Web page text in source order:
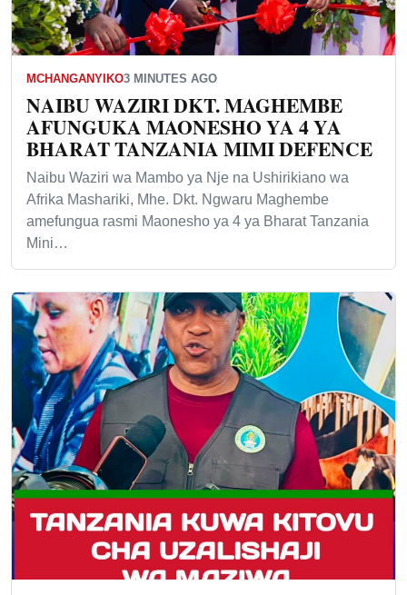
MCHANGANYIKO3 MINUTES AGO
NAIBU WAZIRI DKT. MAGHEMBE
AFUNGUKA MAONESHO YA 4 YA
BHARAT TANZANIA MIMI DEFENCE
Naibu Waziri wa Mambo ya Nje na Ushirikiano wa
Afrika Mashariki, Mhe. Dkt. Ngwaru Maghembe
amefungua rasmi Maonesho ya 4 ya Bharat Tanzania
Mini…